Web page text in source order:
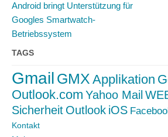
Android bringt Unterstützung für
Googles Smartwatch-
Betriebssystem
TAGS
Gmail GMX Applikation
Outlook.com Yahoo Mail
Sicherheit Outlook iOS
Kontakt